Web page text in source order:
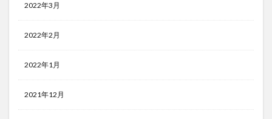
2022年3月
2022年2月
2022年1月
2021年12月